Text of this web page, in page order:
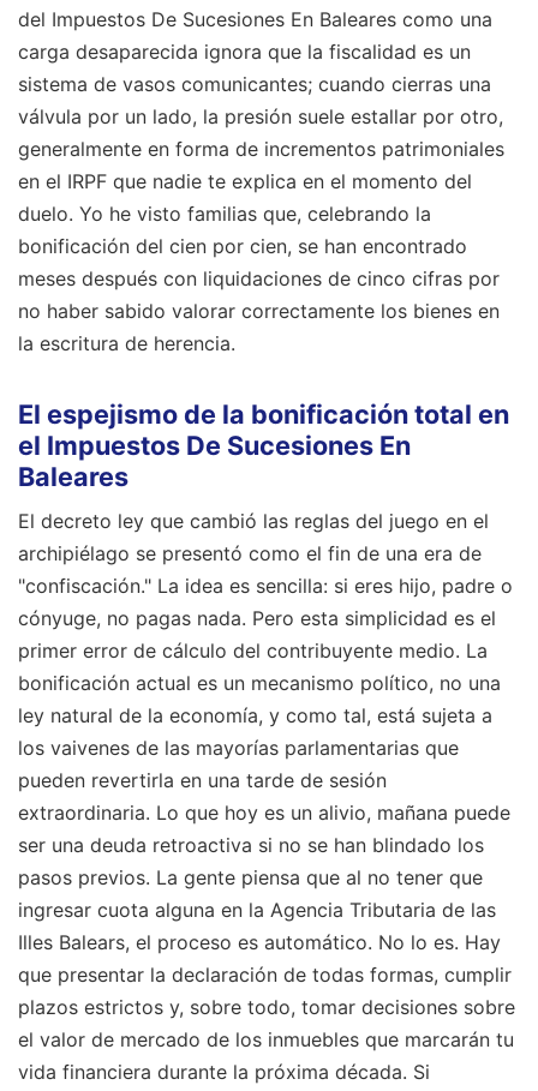
del Impuestos De Sucesiones En Baleares como una
carga desaparecida ignora que la fiscalidad es un
sistema de vasos comunicantes; cuando cierras una
válvula por un lado, la presión suele estallar por otro,
generalmente en forma de incrementos patrimoniales
en el IRPF que nadie te explica en el momento del
duelo. Yo he visto familias que, celebrando la
bonificación del cien por cien, se han encontrado
meses después con liquidaciones de cinco cifras por
no haber sabido valorar correctamente los bienes en
la escritura de herencia.
El espejismo de la bonificación total en
el Impuestos De Sucesiones En
Baleares
El decreto ley que cambió las reglas del juego en el
archipiélago se presentó como el fin de una era de
"confiscación." La idea es sencilla: si eres hijo, padre o
cónyuge, no pagas nada. Pero esta simplicidad es el
primer error de cálculo del contribuyente medio. La
bonificación actual es un mecanismo político, no una
ley natural de la economía, y como tal, está sujeta a
los vaivenes de las mayorías parlamentarias que
pueden revertirla en una tarde de sesión
extraordinaria. Lo que hoy es un alivio, mañana puede
ser una deuda retroactiva si no se han blindado los
pasos previos. La gente piensa que al no tener que
ingresar cuota alguna en la Agencia Tributaria de las
Illes Balears, el proceso es automático. No lo es. Hay
que presentar la declaración de todas formas, cumplir
plazos estrictos y, sobre todo, tomar decisiones sobre
el valor de mercado de los inmuebles que marcarán tu
vida financiera durante la próxima década. Si